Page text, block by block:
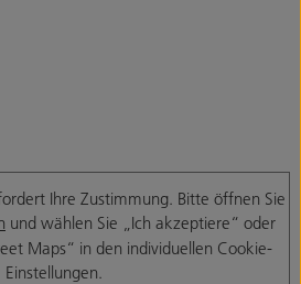
Ihre Zustimmung. Bitte öffnen Sie
und wählen Sie „Ich akzeptiere“ oder
Maps“ in den individuellen Cookie-
Einstellungen.